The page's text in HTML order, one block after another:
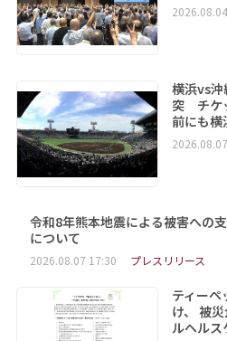
横浜vs沖
突 チケ
前にも横
令和8年熊本地震による被害への
について
2026.08.07 17:30 プレスリリース
ティーペ
け、 被
ルヘルス